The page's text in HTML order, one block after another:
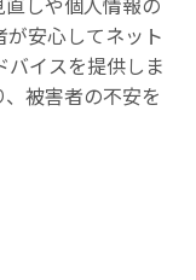
安心してネット
バイスを提供しま
被害者の不安を